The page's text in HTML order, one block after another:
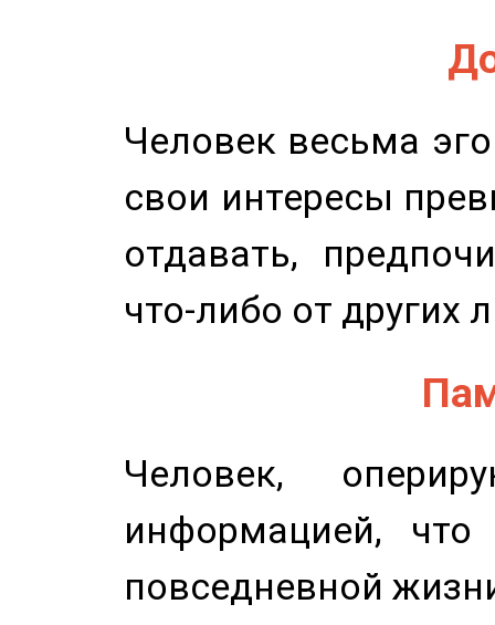
Человек весьма
свои интересы
отдавать,
что-либо от других
Человек,
информацией,
повседневной